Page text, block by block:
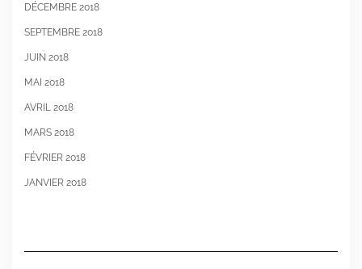
DÉCEMBRE 2018
SEPTEMBRE 2018
JUIN 2018
MAI 2018
AVRIL 2018
MARS 2018
FÉVRIER 2018
JANVIER 2018